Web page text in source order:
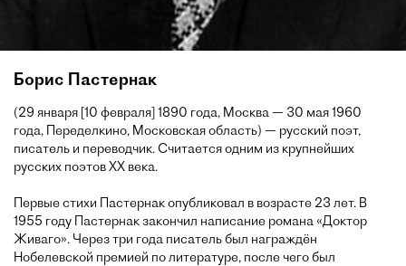
Борис Пастернак
(29 января [10 февраля] 1890 года, Москва — 30 мая 1960
года, Переделкино, Московская область) — русский поэт,
писатель и переводчик. Считается одним из крупнейших
русских поэтов XX века.
Первые стихи Пастернак опубликовал в возрасте 23 лет. В
1955 году Пастернак закончил написание романа «Доктор
Живаго». Через три года писатель был награждён
Нобелевской премией по литературе, после чего был